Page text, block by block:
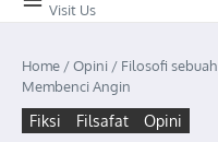
Visit Us
Home /Opini / Filosofi
Membenci Angin
Fiksi Filsafat Opini